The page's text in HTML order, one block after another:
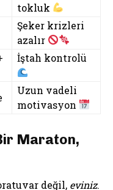
tokluk
Şeker krizleri
azalır
İştah kontrolü
Uzun vadeli
motivasyon
Maraton,
değil, eviniz.